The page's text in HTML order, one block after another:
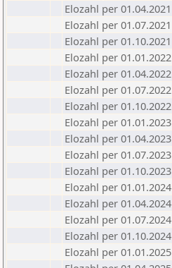
Elozahl per 01.04.2021
Elozahl per 01.07.2021
Elozahl per 01.10.2021
Elozahl per 01.01.2022
Elozahl per 01.04.2022
Elozahl per 01.07.2022
Elozahl per 01.10.2022
Elozahl per 01.01.2023
Elozahl per 01.04.2023
Elozahl per 01.07.2023
Elozahl per 01.10.2023
Elozahl per 01.01.2024
Elozahl per 01.04.2024
Elozahl per 01.07.2024
Elozahl per 01.10.2024
Elozahl per 01.01.2025